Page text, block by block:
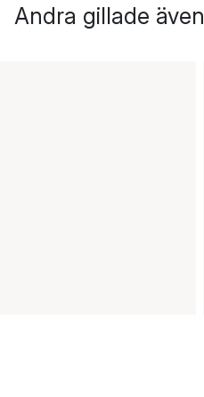
Andra gillade även